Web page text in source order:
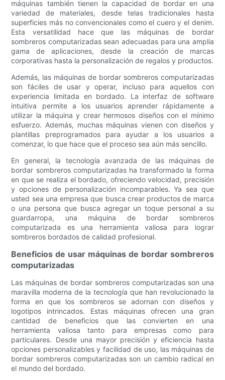
máquinas también tienen la capacidad de bordar en una
variedad de materiales, desde telas tradicionales hasta
superficies más no convencionales como el cuero y el denim.
Esta versatilidad hace que las máquinas de bordar
sombreros computarizadas sean adecuadas para una amplia
gama de aplicaciones, desde la creación de marcas
corporativas hasta la personalización de regalos y productos.
Además, las máquinas de bordar sombreros computarizadas
son fáciles de usar y operar, incluso para aquellos con
experiencia limitada en bordado. La interfaz de software
intuitiva permite a los usuarios aprender rápidamente a
utilizar la máquina y crear hermosos diseños con el mínimo
esfuerzo. Además, muchas máquinas vienen con diseños y
plantillas preprogramados para ayudar a los usuarios a
comenzar, lo que hace que el proceso sea aún más sencillo.
En general, la tecnología avanzada de las máquinas de
bordar sombreros computarizadas ha transformado la forma
en que se realiza el bordado, ofreciendo velocidad, precisión
y opciones de personalización incomparables. Ya sea que
usted sea una empresa que busca crear productos de marca
o una persona que busca agregar un toque personal a su
guardarropa, una máquina de bordar sombreros
computarizada es una herramienta valiosa para lograr
sombreros bordados de calidad profesional.
Beneficios de usar máquinas de bordar sombreros
computarizadas
Las máquinas de bordar sombreros computarizadas son una
maravilla moderna de la tecnología que han revolucionado la
forma en que los sombreros se adornan con diseños y
logotipos intrincados. Estas máquinas ofrecen una gran
cantidad de beneficios que las convierten en una
herramienta valiosa tanto para empresas como para
particulares. Desde una mayor precisión y eficiencia hasta
opciones personalizables y facilidad de uso, las máquinas de
bordar sombreros computarizadas son un cambio radical en
el mundo del bordado.